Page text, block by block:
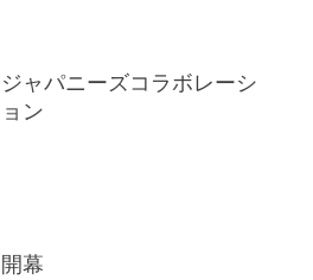
ジャパニーズコラボレーシ
ョン
開幕